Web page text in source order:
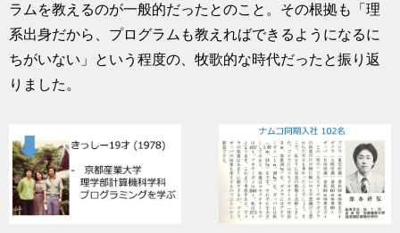
ラムを教えるのが一般的だったとのこと。その根拠も「理
系出身だから、プログラムも教えればできるようになるに
ちがいない」という程度の、牧歌的な時代だったと振り返
りました。